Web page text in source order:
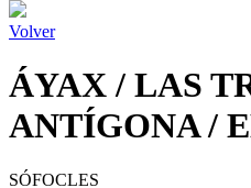
Volver
ÁYAX / LAS
ANTÍGONA /
SÓFOCLES